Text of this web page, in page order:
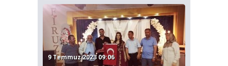
9 Temmuz 2023 09:06